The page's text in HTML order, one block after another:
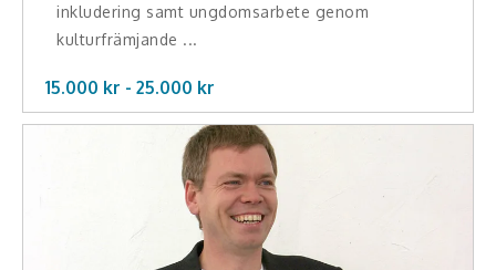
inkludering samt ungdomsarbete genom
kulturfrämjande ...
15.000 kr - 25.000 kr